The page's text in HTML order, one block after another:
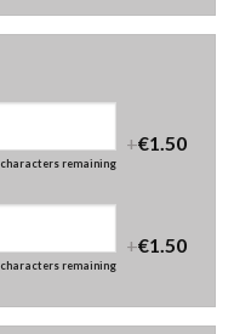
characters remaining
+€1.50
characters remaining
+€1.50